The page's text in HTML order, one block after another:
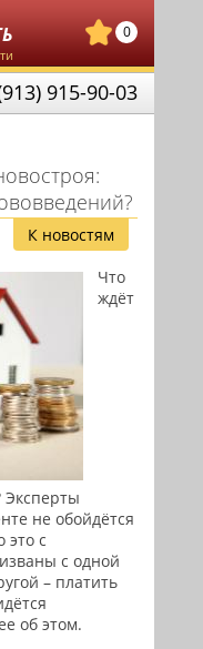
0
915-90-03
К новостям
Что
ждёт
Эксперты
не обойдётся
это с
с одной
– платить
об этом.